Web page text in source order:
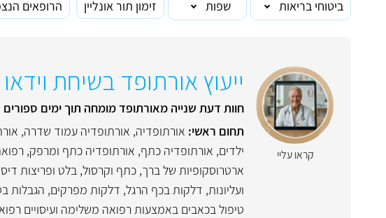
ביטוחי בריאות שפות זימון תור אונליין הרופאים
קראו עליי
ייעוץ אורתופד בשיחת וידאו
חוות דעת שנייה מאורתופד מומחה תוך ימים
תחום ראשי: אורתופדיה, אורתופדיה עמוד שדרה,
ילדים, אורתופדיה כתף, אורתופדיה כתף ומרפק,
ארטרוסקופיות של ברך, כתף וקרסול, בלט ופריצות
ועליונות, דלקות בכף הרגל, דלקות מפרקים, הגבלות
טיפול בכאבים באמצעות רפואה משלימה ועיסויים